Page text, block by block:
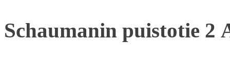
Schaumanin puistotie 2